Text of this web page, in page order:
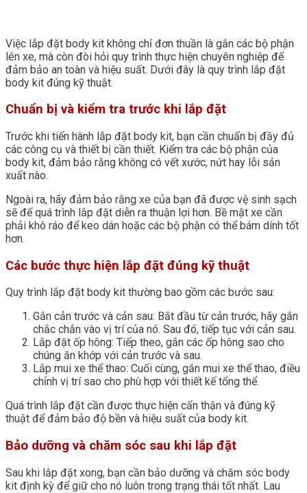
Việc lắp đặt body kit không chỉ đơn thuần là gắn các bộ phận
lên xe, mà còn đòi hỏi quy trình thực hiện chuyên nghiệp để
đảm bảo an toàn và hiệu suất. Dưới đây là quy trình lắp đặt
body kit đúng kỹ thuật.
Chuẩn bị và kiểm tra trước khi lắp đặt
Trước khi tiến hành lắp đặt body kit, bạn cần chuẩn bị đầy đủ
các công cụ và thiết bị cần thiết. Kiểm tra các bộ phận của
body kit, đảm bảo rằng không có vết xước, nứt hay lỗi sản
xuất nào.
Ngoài ra, hãy đảm bảo rằng xe của bạn đã được vệ sinh sạch
sẽ để quá trình lắp đặt diễn ra thuận lợi hơn. Bề mặt xe cần
phải khô ráo để keo dán hoặc các bộ phận có thể bám dính tốt
hơn.
Các bước thực hiện lắp đặt đúng kỹ thuật
Quy trình lắp đặt body kit thường bao gồm các bước sau:
Gắn cản trước và cản sau: Bắt đầu từ cản trước, hãy gắn
chắc chắn vào vị trí của nó. Sau đó, tiếp tục với cản sau.
Lắp đặt ốp hông: Tiếp theo, gắn các ốp hông sao cho
chúng ăn khớp với cản trước và sau.
Lắp mui xe thể thao: Cuối cùng, gắn mui xe thể thao, điều
chỉnh vị trí sao cho phù hợp với thiết kế tổng thể.
Quá trình lắp đặt cần được thực hiện cẩn thận và đúng kỹ
thuật để đảm bảo độ bền và hiệu suất của body kit.
Bảo dưỡng và chăm sóc sau khi lắp đặt
Sau khi lắp đặt xong, bạn cần bảo dưỡng và chăm sóc body
kit định kỳ để giữ cho nó luôn trong trạng thái tốt nhất. Lau